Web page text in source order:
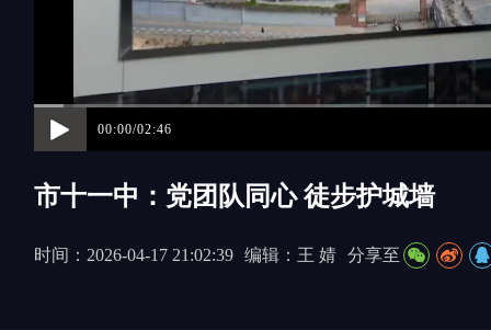
00:00/02:46
市十一中：党团队同心 徒步护城墙
时间：2026-04-17 21:02:39 编辑：王 婧 分享至